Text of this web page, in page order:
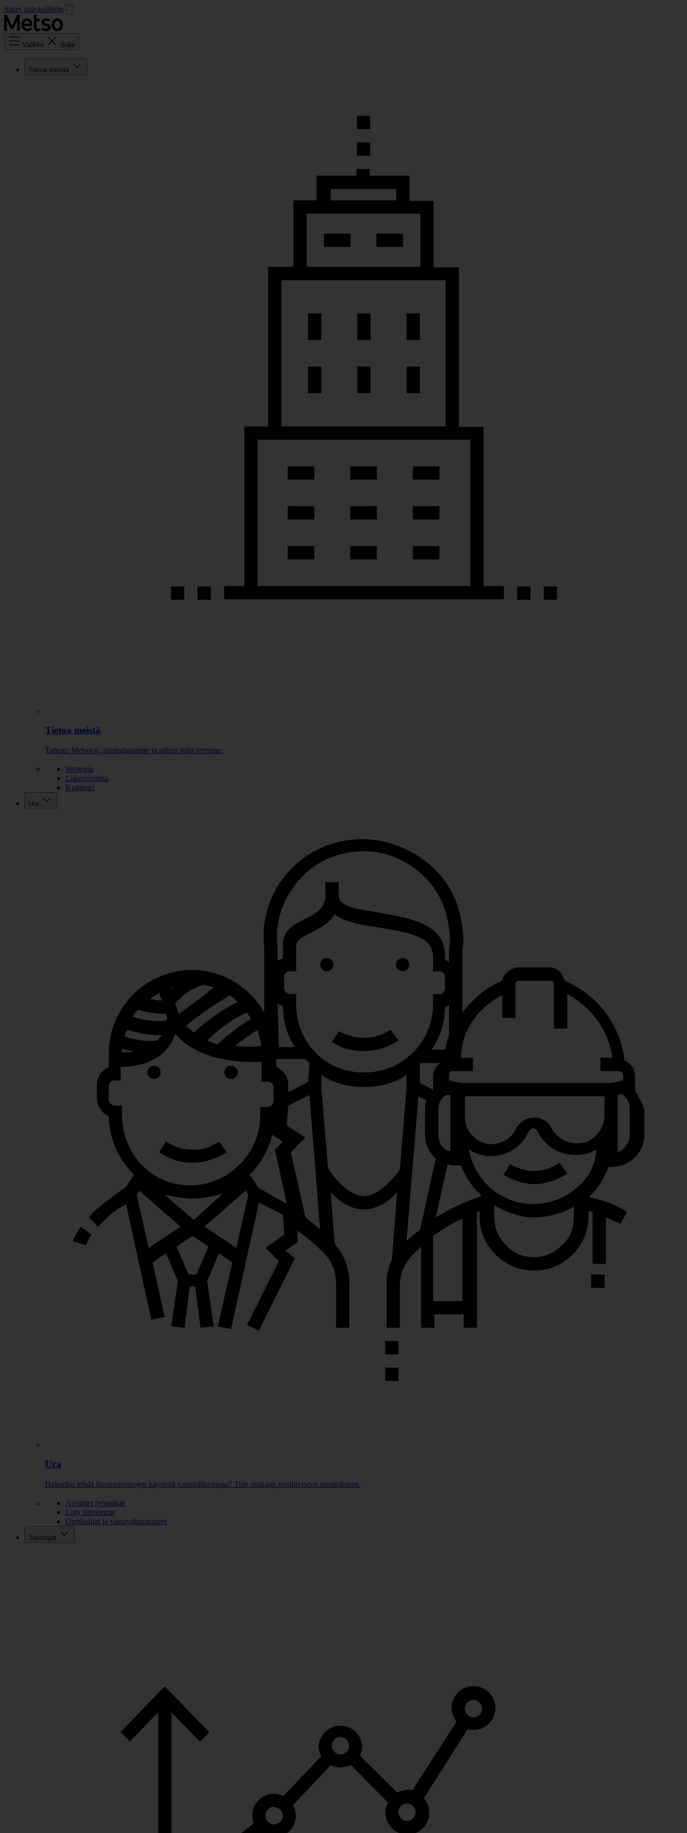
Siirry pääsisältöön
Valikko Sulje
Tietoa meistä
Tietoa meistä
Tutustu Metsoon, strategiaamme ja siihen mitä teemme.
Strategia
Liiketoiminta
Kulttuuri
Ura
Ura
Haluatko tehdä luonnonvarojen käytöstä vastuullisempaa? Tule mukaan positiiviseen muutokseen.
Avoimet työpaikat
Liity tiimiimme
Opiskelijat ja vastavalmistuneet
Sijoittajat